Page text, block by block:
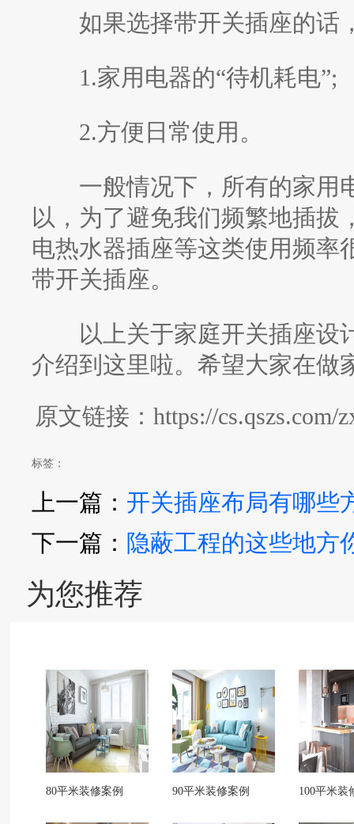
如果选择带开关插座的话
1.家用电器的“待机耗电”;
2.方便日常使用。
一般情况下，所有的家用
以，为了避免我们频繁地插拔
电热水器插座等这类使用频率
带开关插座。
以上关于家庭开关插座设
介绍到这里啦。希望大家在做
原文链接：https://cs.qszs.com/
标签：
上一篇： 开关插座布局有哪些
下一篇： 隐蔽工程的这些地方
为您推荐
80平米装修案例 90平米装修案例 100平米装